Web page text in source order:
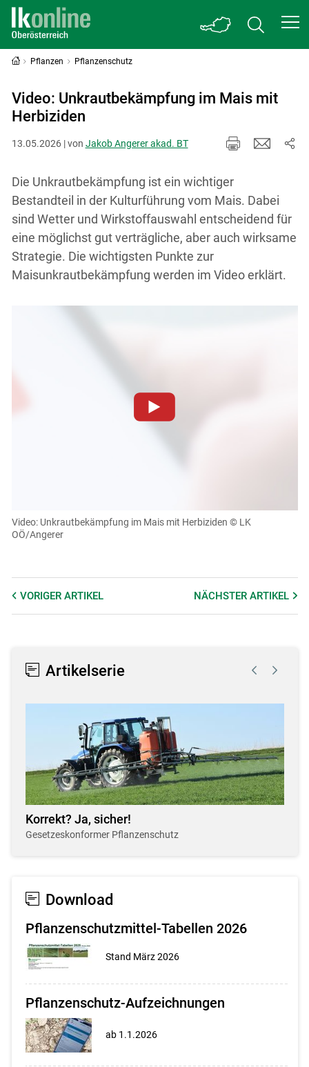
Pflanzen Pflanzenschutz
Video: Unkrautbekämpfung im Mais mit
Herbiziden
13.05.2026 | von Jakob Angerer akad. BT
Die Unkrautbekämpfung ist ein wichtiger
Bestandteil in der Kulturführung vom Mais. Dabei
sind Wetter und Wirkstoffauswahl entscheidend für
eine möglichst gut verträgliche, aber auch wirksame
Strategie. Die wichtigsten Punkte zur
Maisunkrautbekämpfung werden im Video erklärt.
einsehen und korrigieren
Video: Unkrautbekämpfung im Mais mit Herbiziden © LK
OÖ/Angerer
VORIGER ARTIKEL NÄCHSTERARTIKEL
Artikelserie
Korrekt? Ja, sicher!
Gesetzeskonformer Pflanzenschutz
Download
Pflanzenschutzmittel-Tabellen 2026
Stand März 2026
Pflanzenschutz-Aufzeichnungen
ab 1.1.2026